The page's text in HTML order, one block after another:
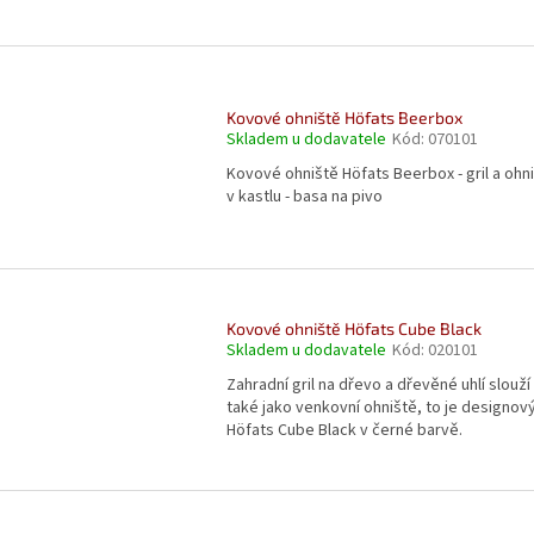
Kovové ohniště Höfats Beerbox
Skladem u dodavatele Kód: 070101
Kovové ohniště Höfats Beerbox - gril a
v kastlu - basa na pivo
Kovové ohniště Höfats Cube Black
Skladem u dodavatele Kód: 020101
Zahradní gril na dřevo a dřevěné uhlí slouží
také jako venkovní ohniště, to je
Höfats Cube Black v černé barvě.